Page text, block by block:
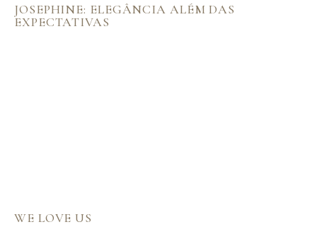
JOSEPHINE: ELEGÂNCIA ALÉM DAS
EXPECTATIVAS
WE LOVE US